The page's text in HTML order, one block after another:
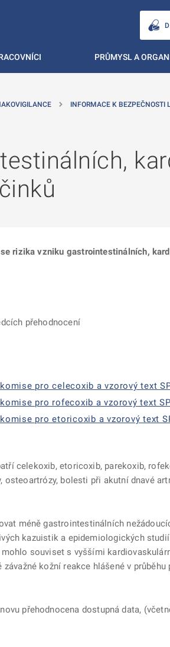
PRŮMYSL A
INFORMACE K BEZPEČNOSTI
rizika vzniku gastrointestinálních,
přehodnocení
pro celecoxib a vzorový text
pro rofecoxib a vzorový text
pro etoricoxib a vzorový text
celekoxib, etoricoxib, parekoxib,
bolesti při akutní dnavé
méně gastrointestinálních
kazuistik a epidemiologických
souviset s vyššími
kožní reakce hlášené v
přehodnocena dostupná data,